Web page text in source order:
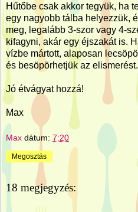
Hűtőbe csak akkor tegyük, ha
egy nagyobb tálba helyezzük,
meg, legalább 3-szor vagy 4-
kifagyni, akár egy éjszakát is.
vízbe mártott, alaposan
és besöpörhetjük az elismerést.
Jó étvágyat hozzá!
Max
Max dátum: 7:20
Megosztás
18 megjegyzés: